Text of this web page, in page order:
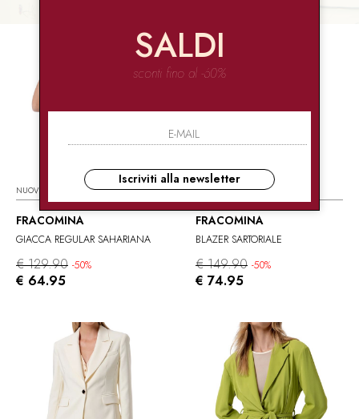
NUOVI ARRIVI
FRACOMINA
GIACCA REGULAR SAHARIANA
€ 129.90 -50%
€ 64.95
NUOVI ARRIVI
FRACOMINA
BLAZER SARTORIALE
€ 149.90 -50%
€ 74.95
SALDI
sconti fino al -60%
Iscriviti alla newsletter